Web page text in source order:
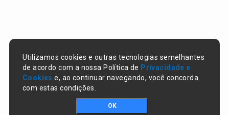
Utilizamos cookies e outras tecnologias semelhantes
de acordo com a nossa Política de Privacidade e
Cookies e, ao continuar navegando, você concorda
com estas condições.
OK